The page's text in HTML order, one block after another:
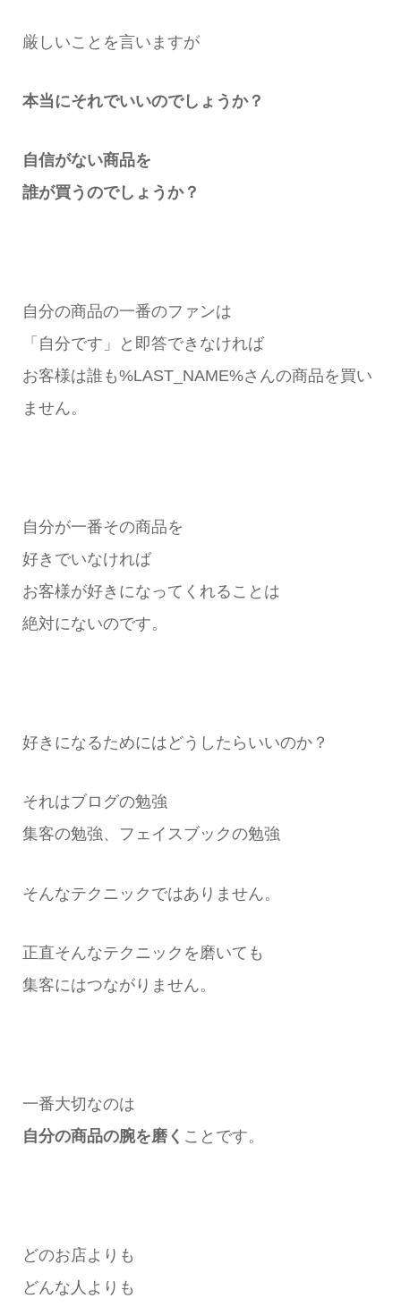
厳しいことを言いますが
本当にそれでいいのでしょうか？
自信がない商品を
誰が買うのでしょうか？
自分の商品の一番のファンは
「自分です」と即答できなければ
お客様は誰も%LAST_NAME%さんの商品を買い
ません。
自分が一番その商品を
好きでいなければ
お客様が好きになってくれることは
絶対にないのです。
好きになるためにはどうしたらいいのか？
それはブログの勉強
集客の勉強、フェイスブックの勉強
そんなテクニックではありません。
正直そんなテクニックを磨いても
集客にはつながりません。
一番大切なのは
自分の商品の腕を磨く ことです。
どのお店よりも
どんな人よりも